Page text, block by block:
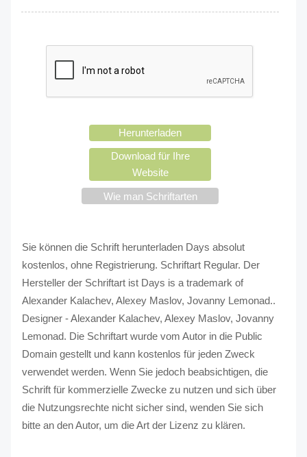
Herunterladen
Download für Ihre
Website
Wie man Schriftarten
Sie können die Schrift herunterladen Days absolut
kostenlos, ohne Registrierung. Schriftart Regular. Der
Hersteller der Schriftart ist Days is a trademark of
Alexander Kalachev, Alexey Maslov, Jovanny Lemonad..
Designer - Alexander Kalachev, Alexey Maslov, Jovanny
Lemonad. Die Schriftart wurde vom Autor in die Public
Domain gestellt und kann kostenlos für jeden Zweck
verwendet werden. Wenn Sie jedoch beabsichtigen, die
Schrift für kommerzielle Zwecke zu nutzen und sich über
die Nutzungsrechte nicht sicher sind, wenden Sie sich
bitte an den Autor, um die Art der Lizenz zu klären.